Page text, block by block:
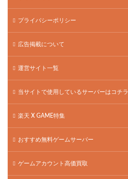
プライバシーポリシー
広告掲載について
運営サイト一覧
当サイトで使用しているサーバーはコチラ
楽天 X GAME特集
おすすめ無料ゲームサーバー
ゲームアカウント高価買取